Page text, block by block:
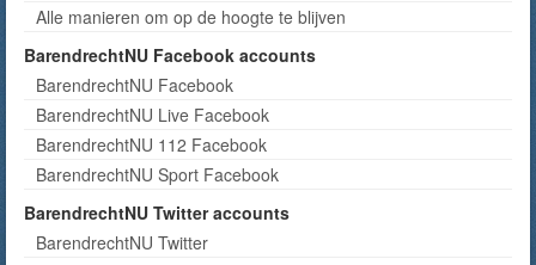
Alle manieren om op de hoogte te blijven
BarendrechtNU Facebook accounts
BarendrechtNU Facebook
BarendrechtNU Live Facebook
BarendrechtNU 112 Facebook
BarendrechtNU Sport Facebook
BarendrechtNU Twitter accounts
BarendrechtNU Twitter